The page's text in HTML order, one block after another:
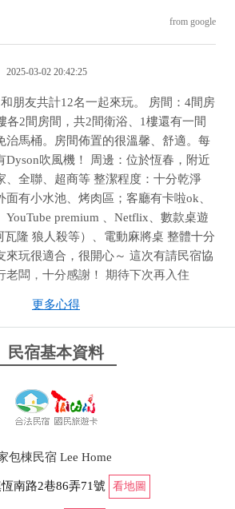
from google
2025-03-02 20:42:25
朋友共計12名一起來玩。 房間：4間房
各2間房間，共2間衛浴、1樓還有一間
治馬桶。房間佈置的很溫馨、舒適。每
Dyson吹風機！ 周邊：位於恆春，附近
、全聯、超商等 整潔程度：十分乾淨
面有小水池、烤肉區；客廳有卡啦ok、
YouTube premium 、Netflix、數款桌遊
瓦隆 狼人殺等）、電動麻將桌 整體十分
來玩很適合，很開心～ 這次有請民宿協
老闆，十分感謝！ 期待下次再入住
2025-01-30 19:43:56
找包棟，我們很幸運找到李寓民宿，就
更多心得
民宿基本資料
包棟民宿 Lee Home
南路2巷86弄71號 看地圖